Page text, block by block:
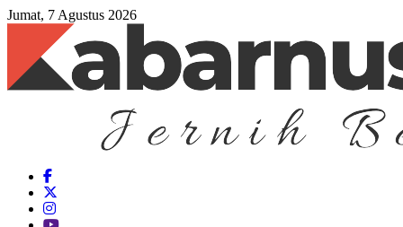
Jumat, 7 Agustus 2026